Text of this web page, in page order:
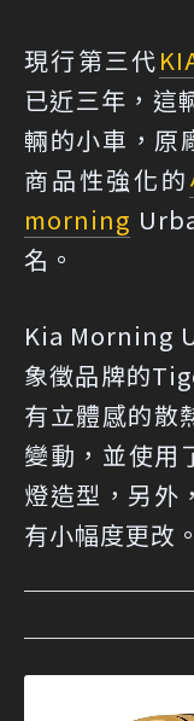
現行第三代
已近三年，這
輛的小車，原
商品性強化的
morning
名。
Kia Morning
象徵品牌的
有立體感的散
變動，並使用
燈造型，另外
有小幅度更改。